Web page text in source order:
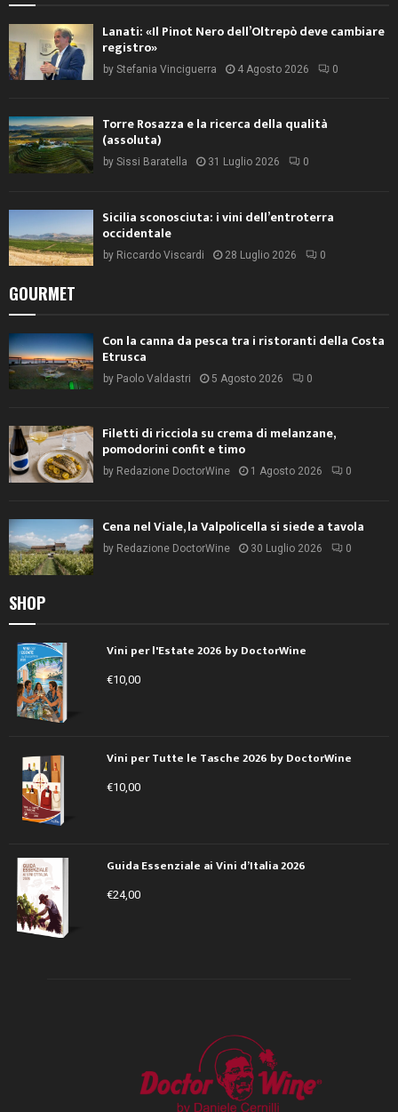
Lanati: «Il Pinot Nero dell’Oltrepò deve cambiare
registro»
by Stefania Vinciguerra 4 Agosto 2026 0
Torre Rosazza e la ricerca della qualità
(assoluta)
by Sissi Baratella 31 Luglio 2026 0
Sicilia sconosciuta: i vini dell’entroterra
occidentale
by Riccardo Viscardi 28 Luglio 2026 0
GOURMET
Con la canna da pesca tra i ristoranti della Costa
Etrusca
by Paolo Valdastri 5 Agosto 2026 0
Filetti di ricciola su crema di melanzane,
pomodorini confit e timo
by Redazione DoctorWine 1 Agosto 2026 0
Cena nel Viale, la Valpolicella si siede a tavola
by Redazione DoctorWine 30 Luglio 2026 0
SHOP
Vini per l'Estate 2026 by DoctorWine
€10,00
Vini per Tutte le Tasche 2026 by DoctorWine
€10,00
Guida Essenziale ai Vini d’Italia 2026
€24,00